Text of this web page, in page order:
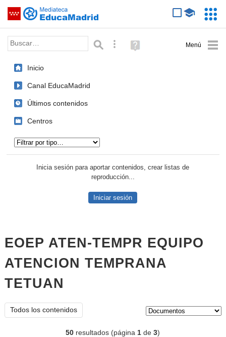
Saltar navegación
Palabra o frase: Búsqueda avanzada
Ayuda
(en
Inicio
Canal EducaMadrid
Últimos contenidos
Centros
Inicia sesión para aportar contenidos, crear listas de
reproducción...
Iniciar sesión
EOEP ATEN-TEMPR EQUIPO
ATENCION TEMPRANA
TETUAN
Todos los contenidos
50 resultados (página1 de3)